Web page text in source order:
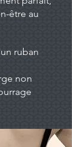
être au
ruban
non